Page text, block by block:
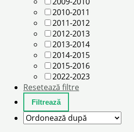
2010-2011
2011-2012
2012-2013
2013-2014
2014-2015
2015-2016
2022-2023
Resetează filtre